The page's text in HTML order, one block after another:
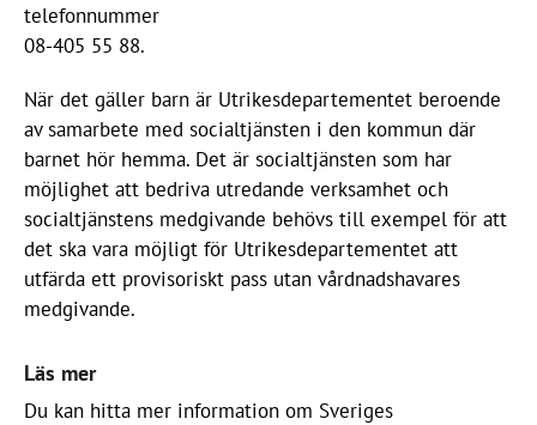
telefonnummer
08-405 55 88.
När det gäller barn är Utrikesdepartementet beroende
av samarbete med socialtjänsten i den kommun där
barnet hör hemma. Det är socialtjänsten som har
möjlighet att bedriva utredande verksamhet och
socialtjänstens medgivande behövs till exempel för att
det ska vara möjligt för Utrikesdepartementet att
utfärda ett provisoriskt pass utan vårdnadshavares
medgivande.
Läs mer
Du kan hitta mer information om Sveriges